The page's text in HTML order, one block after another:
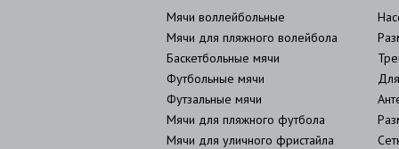
Мячи воллейбольные
Мячи для пляжного волейбола
Баскетбольные мячи
Футбольные мячи
Футзальные мячи
Мячи для пляжного футбола
Мячи для уличного фристайла